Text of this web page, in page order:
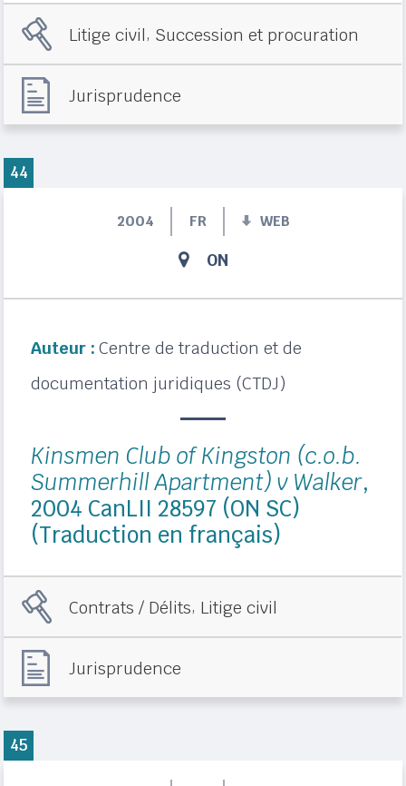
Litige civil, Succession et procuration
Jurisprudence
2004 FR WEB
ON
Auteur : Centre de traduction et de
documentation juridiques (CTDJ)
Kinsmen Club of Kingston (c.o.b.
Summerhill Apartment) v Walker,
2004 CanLII 28597 (ON SC)
(Traduction en français)
Contrats / Délits, Litige civil
Jurisprudence
44
45